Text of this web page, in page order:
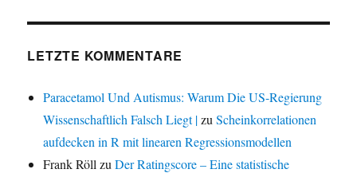
LETZTE KOMMENTARE
Paracetamol Und Autismus: Warum Die US-Regierung
Wissenschaftlich Falsch Liegt |zuScheinkorrelationen
aufdecken in R mit linearen Regressionsmodellen
Frank Röll zuDer Ratingscore – Eine statistische